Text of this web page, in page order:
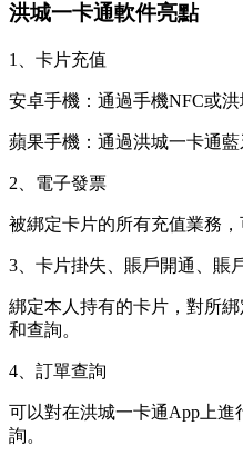
洪城一卡通軟件亮點
1、卡片充值
安卓手機：通過手機NFC或
蘋果手機：通過洪城一卡通藍
2、電子發票
被綁定卡片的所有充值業務，
3、卡片掛失、賬戶開通、賬
綁定本人持有的卡片，對所
和查詢。
4、訂單查詢
可以對在洪城一卡通App上
詢。